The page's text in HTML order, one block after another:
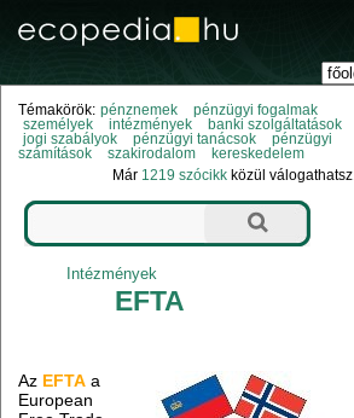
Témakörök: pénznemek
pénzügyi fogalmak
személyek
intézmények
banki szolgáltatások
jogi szabályok
pénzügyi tanácsok
pénzügyi
számítások
szakirodalom
kereskedelem
Már 1219 szócikk közül válogathatsz.
Intézmények
EFTA
Az EFTA a
European